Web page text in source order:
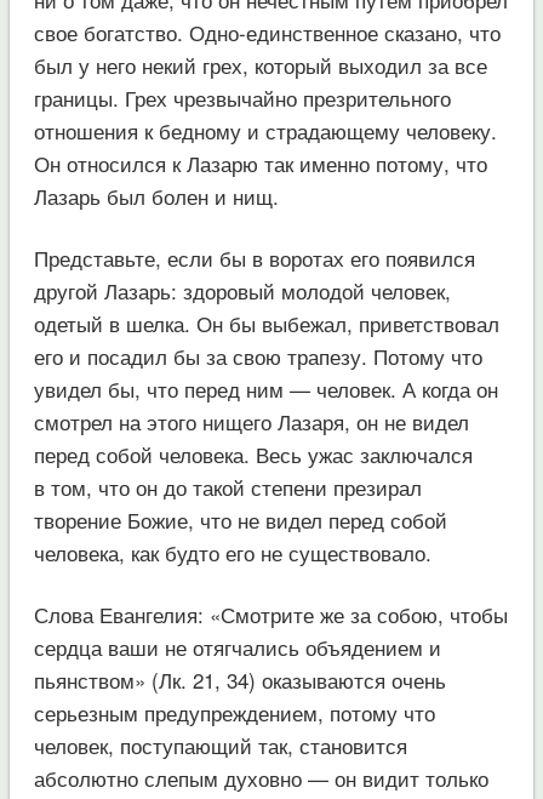
свое богатство. Одно-единственное сказано, что
был у него некий грех, который выходил за все
границы. Грех чрезвычайно презрительного
отношения к бедному и страдающему человеку.
Он относился к Лазарю так именно потому, что
Лазарь был болен и нищ.
Представьте, если бы в воротах его появился
другой Лазарь: здоровый молодой человек,
одетый в шелка. Он бы выбежал, приветствовал
его и посадил бы за свою трапезу. Потому что
увидел бы, что перед ним — человек. А когда он
смотрел на этого нищего Лазаря, он не видел
перед собой человека. Весь ужас заключался
в том, что он до такой степени презирал
творение Божие, что не видел перед собой
человека, как будто его не существовало.
Слова Евангелия: «Смотрите же за собою, чтобы
сердца ваши не отягчались объядением и
пьянством» (Лк. 21, 34) оказываются очень
серьезным предупреждением, потому что
человек, поступающий так, становится
абсолютно слепым духовно — он видит только